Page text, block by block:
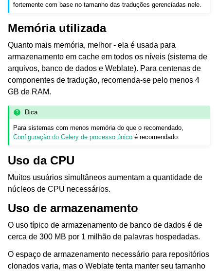
fortemente com base no tamanho das traduções gerenciadas nele.
Memória utilizada
Quanto mais memória, melhor - ela é usada para
armazenamento em cache em todos os níveis (sistema de
arquivos, banco de dados e Weblate). Para centenas de
componentes de tradução, recomenda-se pelo menos 4
GB de RAM.
Dica
Para sistemas com menos memória do que o recomendado,
Configuração do Celery de processo único é recomendado.
Uso da CPU
Muitos usuários simultâneos aumentam a quantidade de
núcleos de CPU necessários.
Uso de armazenamento
O uso típico de armazenamento de banco de dados é de
cerca de 300 MB por 1 milhão de palavras hospedadas.
O espaço de armazenamento necessário para repositórios
clonados varia, mas o Weblate tenta manter seu tamanho